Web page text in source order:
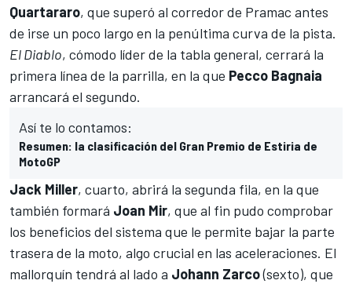
Quartararo, que superó al corredor de Pramac antes
de irse un poco largo en la penúltima curva de la pista.
El Diablo, cómodo líder de la tabla general, cerrará la
primera línea de la parrilla, en la que Pecco Bagnaia
arrancará el segundo.
Así te lo contamos:
Resumen: la clasificación del Gran Premio de Estiria de
MotoGP
Jack Miller, cuarto, abrirá la segunda fila, en la que
también formará Joan Mir, que al fin pudo comprobar
los beneficios del sistema que le permite bajar la parte
trasera de la moto, algo crucial en las aceleraciones. El
mallorquín tendrá al lado a Johann Zarco(sexto), que